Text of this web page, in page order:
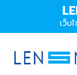
เว็บ